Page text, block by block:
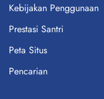
Kebijakan Penggunaan
Prestasi Santri
Peta Situs
Pencarian